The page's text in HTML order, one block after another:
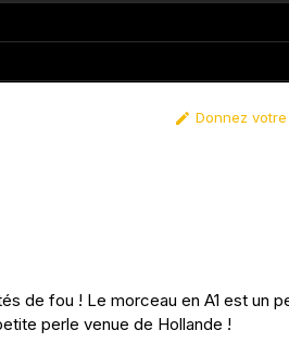
 Donnez
de fou ! Le morceau en A1 est un
perle venue de Hollande !